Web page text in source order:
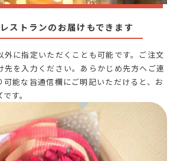
ストランのお届けもできます
外に指定いただくことも可能です。ご注文
先を入力ください。あらかじめ先方へご連
可能な旨通信欄にご明記いただけると、お
す。